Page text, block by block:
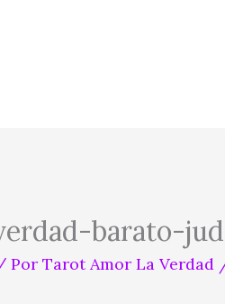
barato-
PorTarot Amor La Verdad